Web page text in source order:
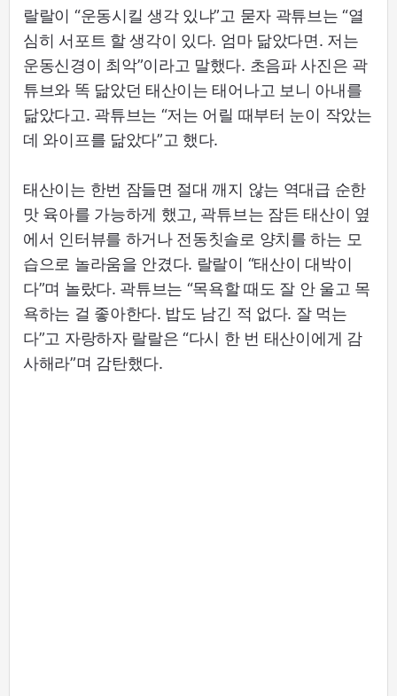
랄랄이 “운동시킬 생각 있냐”고 묻자 곽튜브는 “열
심히 서포트 할 생각이 있다. 엄마 닮았다면. 저는
운동신경이 최악”이라고 말했다. 초음파 사진은 곽
튜브와 똑 닮았던 태산이는 태어나고 보니 아내를
닮았다고. 곽튜브는 “저는 어릴 때부터 눈이 작았는
데 와이프를 닮았다”고 했다.
태산이는 한번 잠들면 절대 깨지 않는 역대급 순한
맛 육아를 가능하게 했고, 곽튜브는 잠든 태산이 옆
에서 인터뷰를 하거나 전동칫솔로 양치를 하는 모
습으로 놀라움을 안겼다. 랄랄이 “태산이 대박이
다”며 놀랐다. 곽튜브는 “목욕할 때도 잘 안 울고 목
욕하는 걸 좋아한다. 밥도 남긴 적 없다. 잘 먹는
다”고 자랑하자 랄랄은 “다시 한 번 태산이에게 감
사해라”며 감탄했다.